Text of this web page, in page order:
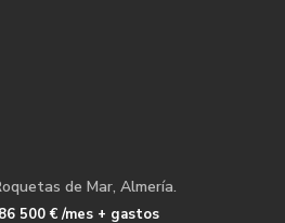
de Mar, Almería.
500 €/mes + gastos